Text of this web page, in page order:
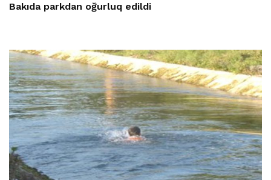
Bakıda parkdan oğurluq edildi